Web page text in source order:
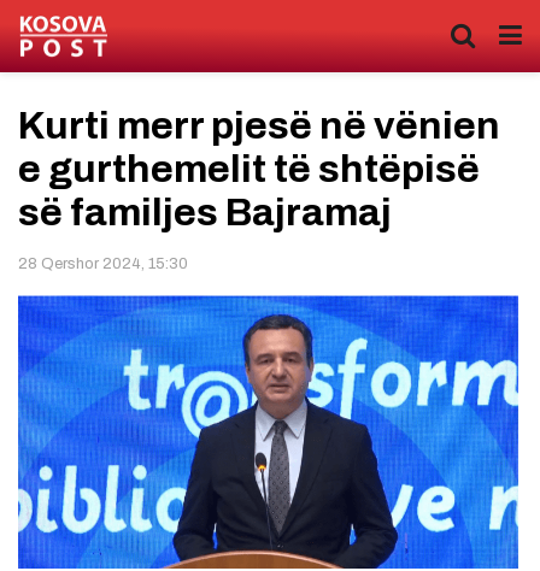
Kurti merr pjesë në vënien
e gurthemelit të shtëpisë
së familjes Bajramaj
28 Qershor 2024, 15:30